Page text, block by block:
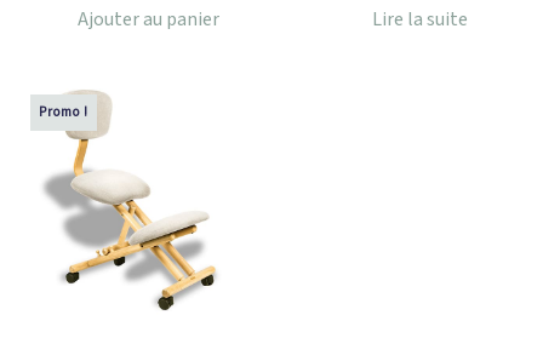
Ajouter au panier Lire la suite
Promo !